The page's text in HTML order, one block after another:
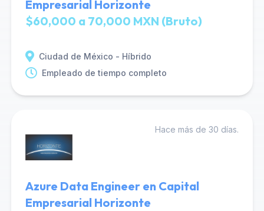
Empresarial Horizonte
$60,000 a 70,000 MXN (Bruto)
Ciudad de México - Híbrido
Empleado de tiempo completo
Hace más de 30 días.
Azure Data Engineer en Capital
Empresarial Horizonte